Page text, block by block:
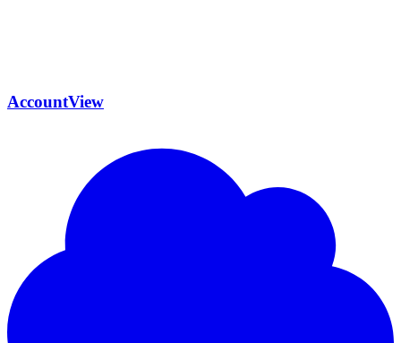
AccountView